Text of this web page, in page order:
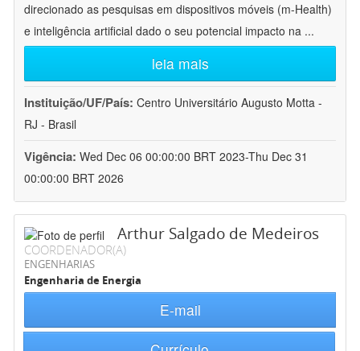
direcionado as pesquisas em dispositivos móveis (m-Health)
e inteligência artificial dado o seu potencial impacto na ...
leia mais
Instituição/UF/País: Centro Universitário Augusto Motta -
RJ - Brasil
Vigência: Wed Dec 06 00:00:00 BRT 2023-Thu Dec 31
00:00:00 BRT 2026
Arthur Salgado de Medeiros
COORDENADOR(A)
ENGENHARIAS
Engenharia de Energia
E-mail